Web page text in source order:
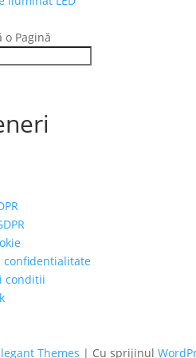
o Pagină
confidentialitate
conditii
Themes | Cu sprijinul